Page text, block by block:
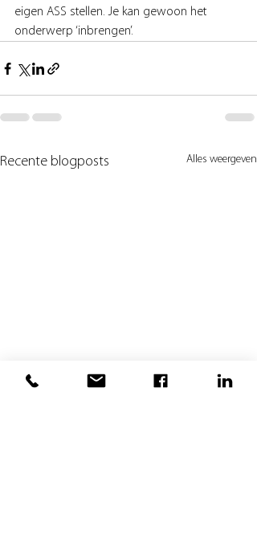
eigen ASS stellen. Je kan gewoon het
onderwerp ‘inbrengen’.
Recente blogposts Alles weergeven